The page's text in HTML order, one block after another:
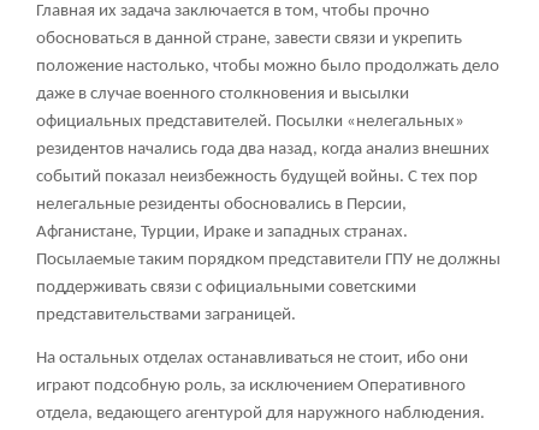
Главная их задача заключается в том, чтобы прочно
обосноваться в данной стране, завести связи и укрепить
положение настолько, чтобы можно было продолжать дело
даже в случае военного столкновения и высылки
официальных представителей. Посылки «нелегальных»
резидентов начались года два назад, когда анализ внешних
событий показал неизбежность будущей войны. С тех пор
нелегальные резиденты обосновались в Персии,
Афганистане, Турции, Ираке и западных странах.
Посылаемые таким порядком представители ГПУ не должны
поддерживать связи с официальными советскими
представительствами заграницей.
На остальных отделах останавливаться не стоит, ибо они
играют подсобную роль, за исключением Оперативного
отдела, ведающего агентурой для наружного наблюдения.